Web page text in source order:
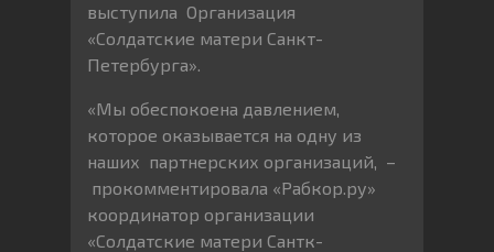
выступила Организация
«Солдатские матери Санкт-
Петербурга».
«Мы обеспокоена давлением,
которое оказывается на одну из
наших партнерских организаций, –
прокомментировала «Рабкор.ру»
координатор организации
«Солдатские матери Сантк-